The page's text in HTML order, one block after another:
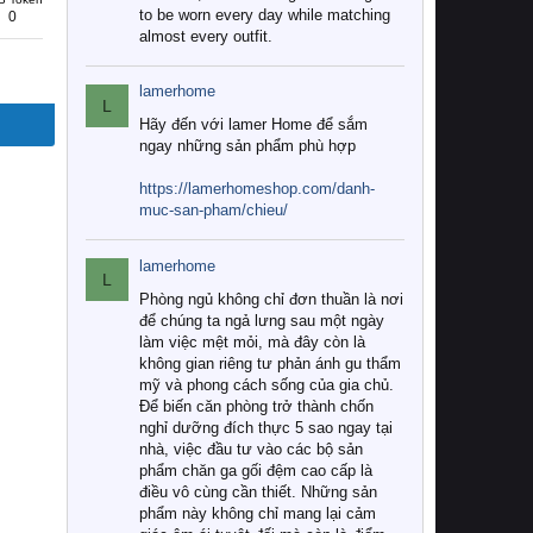
0
to be worn every day while matching
almost every outfit.
L
lamerhome
Hãy đến với lamer Home để sắm
ngay những sản phẩm phù hợp
https://lamerhomeshop.com/danh-
muc-san-pham/chieu/
L
lamerhome
Phòng ngủ không chỉ đơn thuần là nơi
để chúng ta ngả lưng sau một ngày
làm việc mệt mỏi, mà đây còn là
không gian riêng tư phản ánh gu thẩm
mỹ và phong cách sống của gia chủ.
Để biến căn phòng trở thành chốn
nghỉ dưỡng đích thực 5 sao ngay tại
nhà, việc đầu tư vào các bộ sản
phẩm chăn ga gối đệm cao cấp là
điều vô cùng cần thiết. Những sản
phẩm này không chỉ mang lại cảm